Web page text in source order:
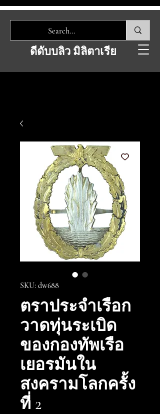
ดีดับบลิว มิลิตาเรีย
SKU: dw688
ตราประจำเรือก
วาดทุ่นระเบิด
ของกองทัพเรือ
เยอรมันใน
สงครามโลกครั้ง
ที่ 2